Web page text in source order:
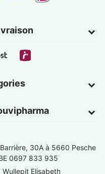
30A à 5660 Pesche
0697 833 935
Elisabeth